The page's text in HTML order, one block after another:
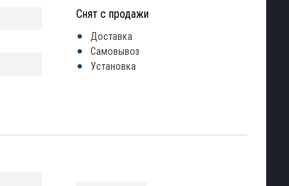
Снят с продажи
Доставка
Самовывоз
Установка